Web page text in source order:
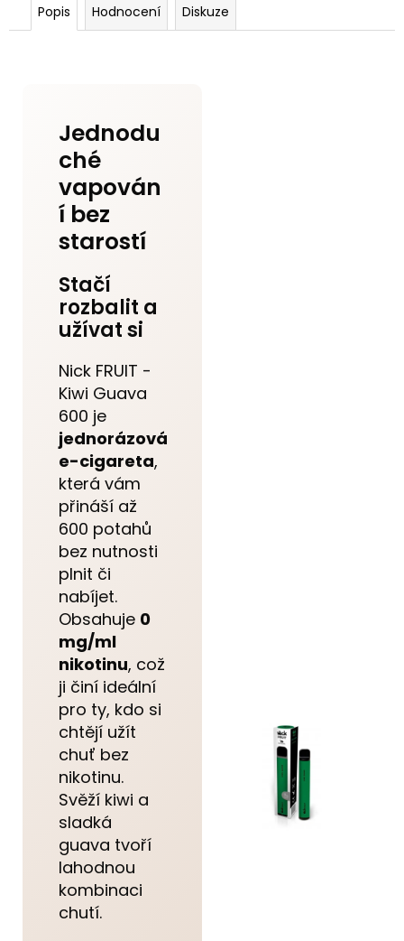
Popis Hodnocení Diskuze
Jednodu
ché
vapován
í bez
starostí
Stačí
rozbalit a
užívat si
Nick FRUIT -
Kiwi Guava
600 je
jednorázová
e-cigareta,
která vám
přináší až
600 potahů
bez nutnosti
plnit či
nabíjet.
Obsahuje 0
mg/ml
nikotinu, což
ji činí ideální
pro ty, kdo si
chtějí užít
chuť bez
nikotinu.
Svěží kiwi a
sladká
guava tvoří
lahodnou
kombinaci
chutí.